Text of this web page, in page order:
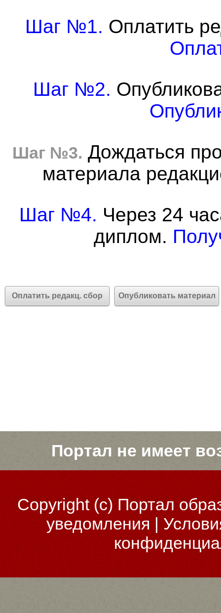
Шаг №1. Оплатить
Шаг №2.
Шаг №3. Дождаться
материала
Шаг №4. Через 24
диплом.
Оплатить редакц. сбор Опубликовать материал
Портал не имеет
Copyright (c)Портал
уведомления |